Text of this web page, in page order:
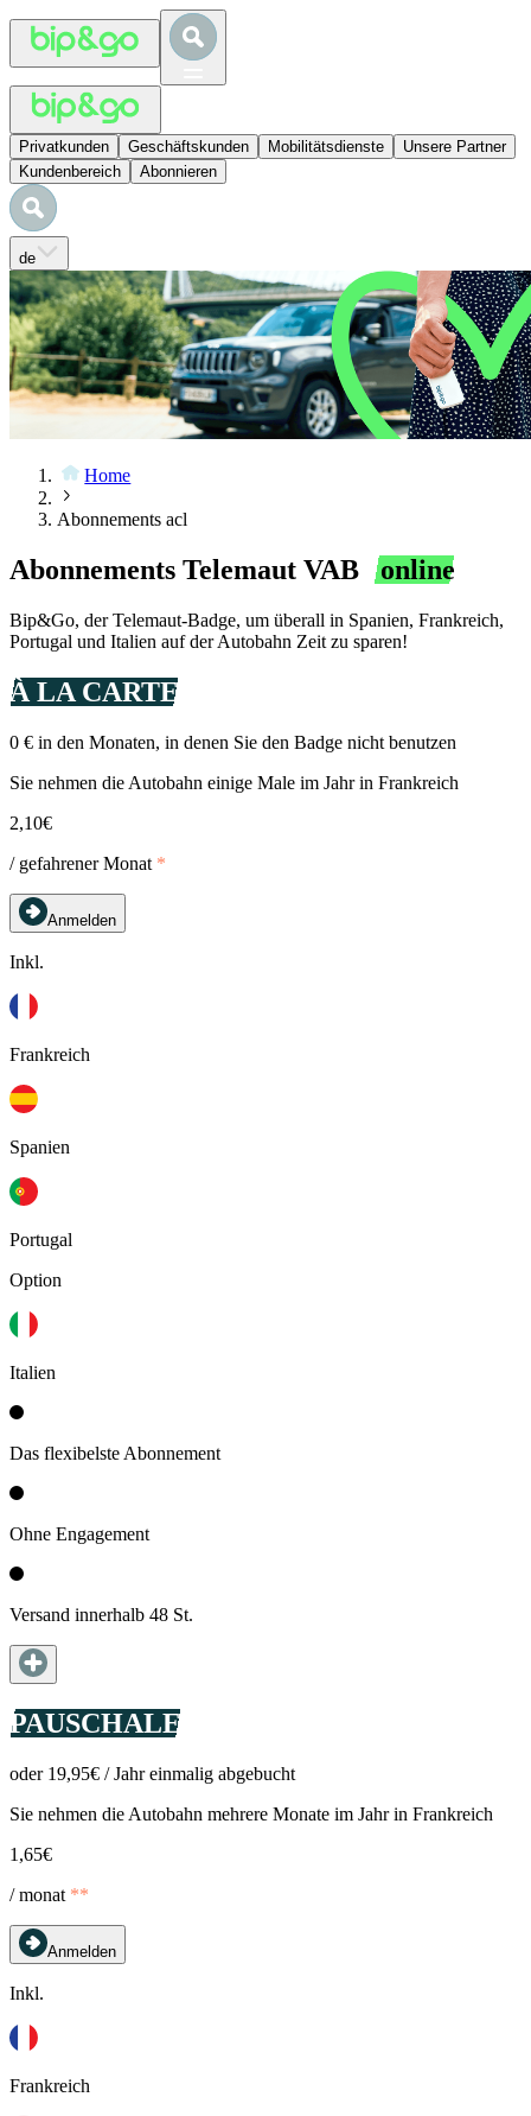
Privatkunden Geschäftskunden Mobilitätsdienste
Unsere Partner
Kundenbereich
Abonnieren
de
Home
Abonnements acl
Abonnements Telemaut VAB online
Bip&Go, der Telemaut-Badge, um überall in Spanien, Frankreich,
Portugal und Italien auf der Autobahn Zeit zu sparen!
À LA CARTE
0 € in den Monaten, in denen Sie den Badge nicht benutzen
Sie nehmen die Autobahn einige Male im Jahr in Frankreich
2,10€
/ gefahrener Monat *
Anmelden
Inkl.
Frankreich
Spanien
Portugal
Option
Italien
Das flexibelste Abonnement
Ohne Engagement
Versand innerhalb 48 St.
PAUSCHALE
oder 19,95€ / Jahr einmalig abgebucht
Sie nehmen die Autobahn mehrere Monate im Jahr in Frankreich
1,65€
/ monat **
Anmelden
Inkl.
Frankreich